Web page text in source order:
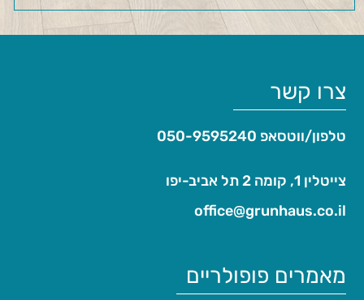
צרו קשר
טלפון/ווטסאפ 050-9595240
צייטלין 1, קומה 2 תל אביב-יפו
office@grunhaus.co.il‏
מאמרים פופולריים